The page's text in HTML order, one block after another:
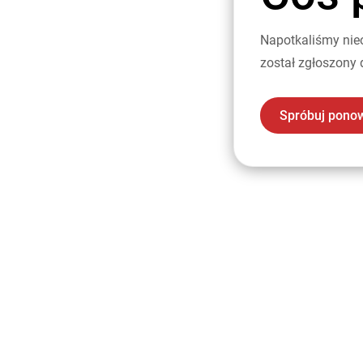
Napotkaliśmy
został zgłoszony
Spróbuj